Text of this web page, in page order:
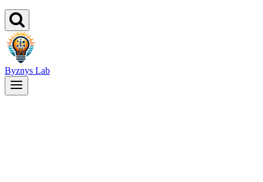
Byznys Lab